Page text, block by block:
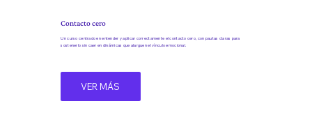
Contacto cero
Un curso centrado en entender y aplicar correctamente el contacto cero, con pautas claras para
sostenerlo sin caer en dinámicas que alarguen el vínculo emocional.
VER MÁS